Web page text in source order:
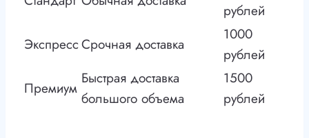
рублей
ЭкспрессСрочная доставка
1000
рублей
Премиум
Быстрая доставка
большого объема
1500
рублей